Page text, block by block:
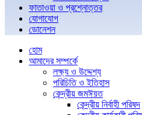
ফাতাওয়া ও প্রশ্নোত্তর
যোগাযোগ
ডোনেশন
হোম
আমাদের সম্পর্কে
লক্ষ্য ও উদ্দেশ্য
পরিচিতি ও ইতিহাস
কেন্দ্রীয় জমঈয়ত
কেন্দ্রীয় নির্বাহী পরিষদ